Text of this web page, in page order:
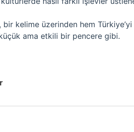
bir kelime üzerinden hem
ama etkili bir pencere gibi.